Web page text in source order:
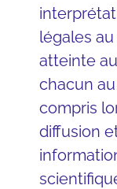
légales
atteinte
chacun
compris
diffusion